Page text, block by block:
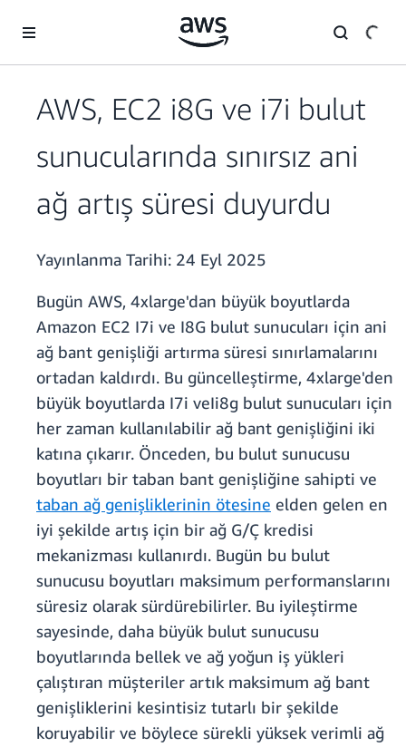
AWS, EC2 i8G ve i7i bulut
sunucularında sınırsız ani
ağ artış süresi duyurdu
Yayınlanma Tarihi: 24 Eyl 2025
Bugün AWS, 4xlarge'dan büyük boyutlarda
Amazon EC2 I7i ve I8G bulut sunucuları için ani
ağ bant genişliği artırma süresi sınırlamalarını
ortadan kaldırdı. Bu güncelleştirme, 4xlarge'den
büyük boyutlarda I7i veIi8g bulut sunucuları için
her zaman kullanılabilir ağ bant genişliğini iki
katına çıkarır. Önceden, bu bulut sunucusu
boyutları bir taban bant genişliğine sahipti ve
taban ağ genişliklerinin ötesine elden gelen en
iyi şekilde artış için bir ağ G/Ç kredisi
mekanizması kullanırdı. Bugün bu bulut
sunucusu boyutları maksimum performanslarını
süresiz olarak sürdürebilirler. Bu iyileştirme
sayesinde, daha büyük bulut sunucusu
boyutlarında bellek ve ağ yoğun iş yükleri
çalıştıran müşteriler artık maksimum ağ bant
genişliklerini kesintisiz tutarlı bir şekilde
koruyabilir ve böylece sürekli yüksek verimli ağ